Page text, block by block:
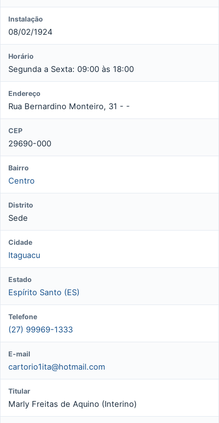
Instalação
08/02/1924
Horário
Segunda a Sexta: 09:00 às 18:00
Endereço
Rua Bernardino Monteiro, 31 - -
CEP
29690-000
Bairro
Centro
Distrito
Sede
Cidade
Itaguacu
Estado
Espírito Santo (ES)
Telefone
(27) 99969-1333
E-mail
cartorio1ita@hotmail.com
Titular
Marly Freitas de Aquino (Interino)